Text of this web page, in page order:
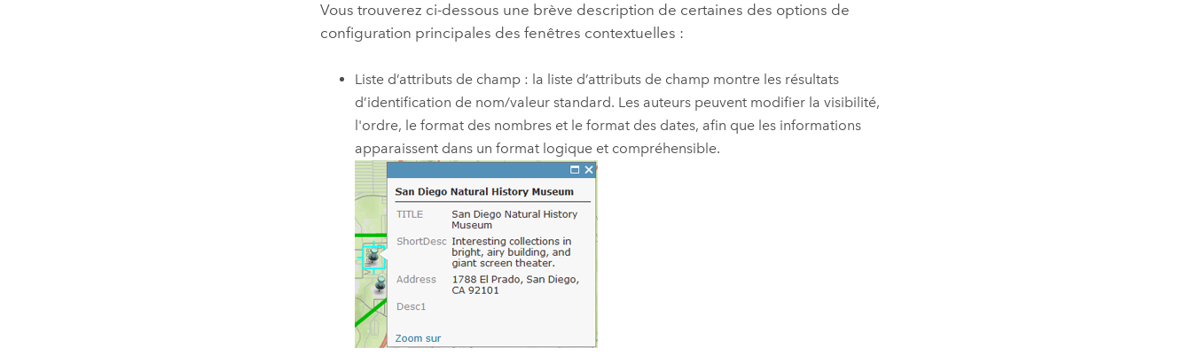
Vous trouverez ci-dessous une brève description de certaines des options de
configuration principales des fenêtres contextuelles :
Liste d’attributs de champ : la liste d’attributs de champ montre les résultats
d’identification de nom/valeur standard. Les auteurs peuvent modifier la visibilité,
l'ordre, le format des nombres et le format des dates, afin que les informations
apparaissent dans un format logique et compréhensible.